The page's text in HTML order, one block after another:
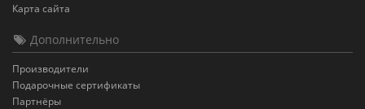
Карта сайта
Дополнительно
Производители
Подарочные сертификаты
Партнёры